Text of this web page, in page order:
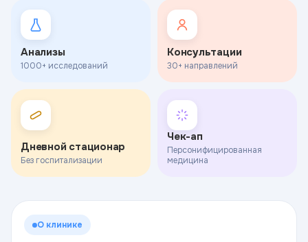
Анализы
1000+ исследований
Консультации
30+ направлений
Дневной стационар
Без госпитализации
Чек-ап
Персонифицированная
медицина
О клинике